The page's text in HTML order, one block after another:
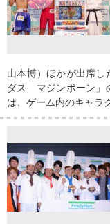
山本博）ほかが出席
ダス マジンボーン」
は、ゲーム内のキャラ